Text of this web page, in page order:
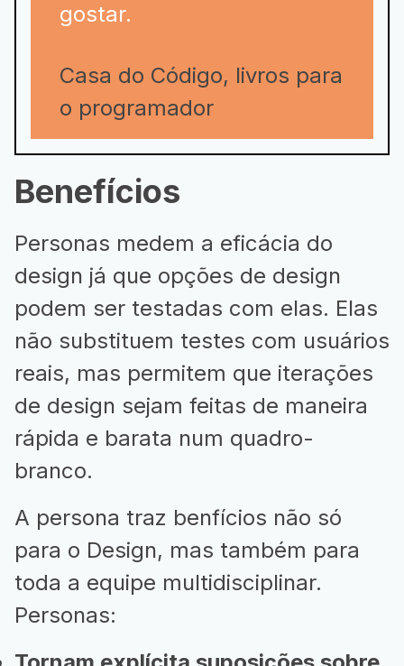
gostar.
Casa do Código, livros para
o programador
Benefícios
Personas medem a eficácia do
design já que opções de design
podem ser testadas com elas. Elas
não substituem testes com usuários
reais, mas permitem que iterações
de design sejam feitas de maneira
rápida e barata num quadro-
branco.
A persona traz benfícios não só
para o Design, mas também para
toda a equipe multidisciplinar.
Personas: